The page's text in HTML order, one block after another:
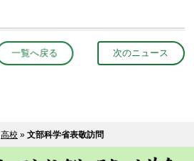
一覧へ戻る 次のニュース
高校 » 文部科学省表敬訪問